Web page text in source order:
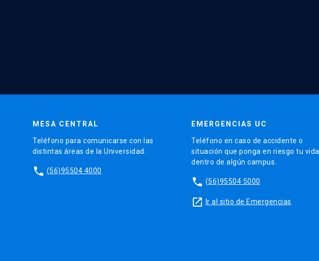
MESA CENTRAL
Teléfono para comunicarse con las
distintas áreas de la Universidad.
phone (56)95504 4000
EMERGENCIAS UC
Teléfono en caso de accidente o
situación que ponga en riesgo tu vida
dentro de algún campus.
phone (56)95504 5000
launch Ir al sitio de Emergencias